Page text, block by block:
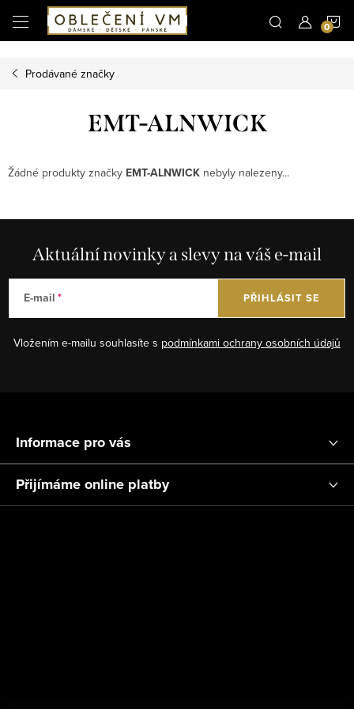
Microsoft Clarity
Přejít
na
Prodávané značky
EMT-ALNWICK
Žádné produkty značky EMT-ALNWICK nebyly nalezeny...
Aktuální novinky a slevy na váš e-mail
E-mail
Vložením e-mailu souhlasíte s podmínkami ochrany osobních údajů
PŘIHLÁSIT SE
p
t
Informace pro vás
Přijímáme online platby